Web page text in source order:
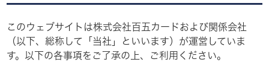
よくある質問
このウェブサイトは株式会社百五カードおよび関係会社
（以下、総称して「当社」といいます）が運営していま
す。以下の各事項をご了承の上、ご利用ください。